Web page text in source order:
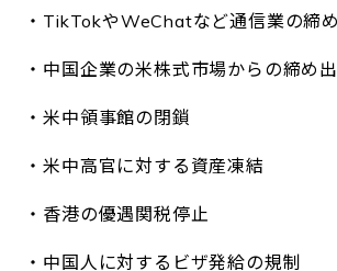
・TikTokやWeChatなど通信業の締
・中国企業の米株式市場からの締め
・米中領事館の閉鎖
・米中高官に対する資産凍結
・香港の優遇関税停止
・中国人に対するビザ発給の規制